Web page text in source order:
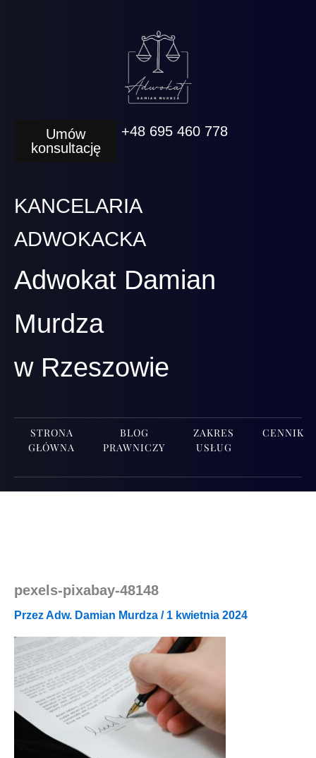
Umów
konsultację
+48 695 460 778
KANCELARIA
ADWOKACKA
Adwokat Damian
Murdza
w Rzeszowie
STRONA
GŁÓWNA
BLOG
PRAWNICZY
ZAKRES
USŁUG
CENNIK
pexels-pixabay-48148
PrzezAdw. Damian Murdza / 1 kwietnia 2024